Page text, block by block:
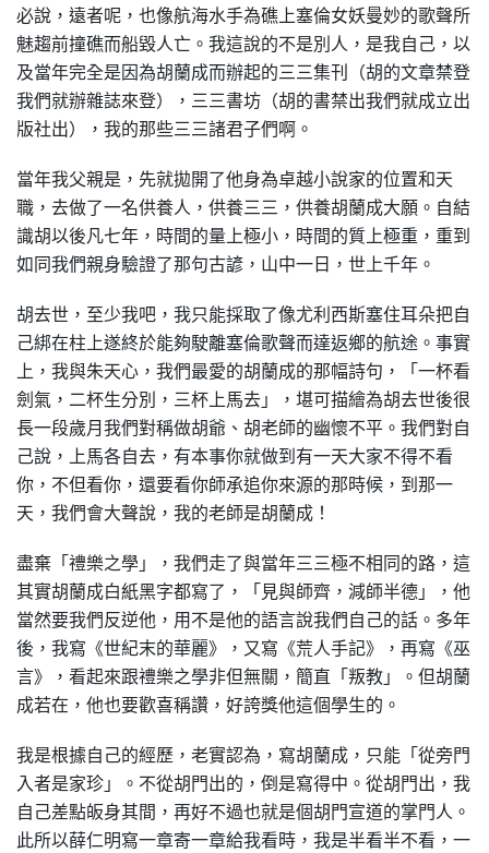
必說，遠者呢，也像航海水手為礁上塞倫女妖曼妙的歌聲所
魅趨前撞礁而船毀人亡。我這說的不是別人，是我自己，以
及當年完全是因為胡蘭成而辦起的三三集刊（胡的文章禁登
我們就辦雜誌來登），三三書坊（胡的書禁出我們就成立出
版社出），我的那些三三諸君子們啊。
當年我父親是，先就拋開了他身為卓越小說家的位置和天
職，去做了一名供養人，供養三三，供養胡蘭成大願。自結
識胡以後凡七年，時間的量上極小，時間的質上極重，重到
如同我們親身驗證了那句古諺，山中一日，世上千年。
胡去世，至少我吧，我只能採取了像尤利西斯塞住耳朵把自
己綁在柱上遂終於能夠駛離塞倫歌聲而達返鄉的航途。事實
上，我與朱天心，我們最愛的胡蘭成的那幅詩句，「一杯看
劍氣，二杯生分別，三杯上馬去」，堪可描繪為胡去世後很
長一段歲月我們對稱做胡爺、胡老師的幽懷不平。我們對自
己說，上馬各自去，有本事你就做到有一天大家不得不看
你，不但看你，還要看你師承追你來源的那時候，到那一
天，我們會大聲說，我的老師是胡蘭成！
盡棄「禮樂之學」，我們走了與當年三三極不相同的路，這
其實胡蘭成白紙黑字都寫了，「見與師齊，減師半德」，他
當然要我們反逆他，用不是他的語言說我們自己的話。多年
後，我寫《世紀末的華麗》，又寫《荒人手記》，再寫《巫
言》，看起來跟禮樂之學非但無關，簡直「叛教」。但胡蘭
成若在，他也要歡喜稱讚，好誇獎他這個學生的。
我是根據自己的經歷，老實認為，寫胡蘭成，只能「從旁門
入者是家珍」。不從胡門出的，倒是寫得中。從胡門出，我
自己差點皈身其間，再好不過也就是個胡門宣道的掌門人。
此所以薛仁明寫一章寄一章給我看時，我是半看半不看，一